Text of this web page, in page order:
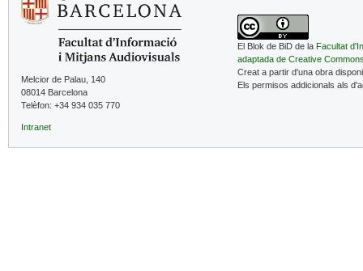
Melcior de Palau, 140
08014 Barcelona
Telèfon: +34 934 035 770
Intranet
El Blok de BiD de la Facultat
adaptada de Creative
Creat a partir d'una obra
Els permisos addicionals als